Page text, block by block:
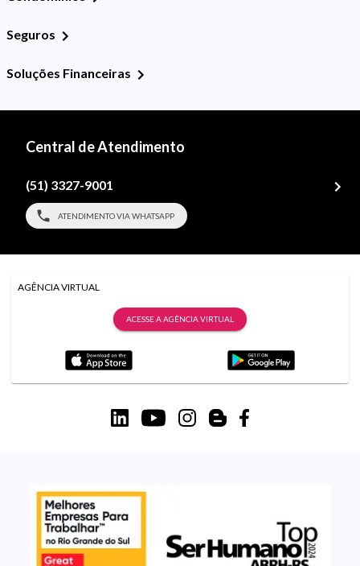
Seguros
Soluções Financeiras
Central de Atendimento
(51) 3327-9001
ATENDIMENTO VIA WHATSAPP
AGÊNCIA VIRTUAL
ACESSE A AGÊNCIA VIRTUAL